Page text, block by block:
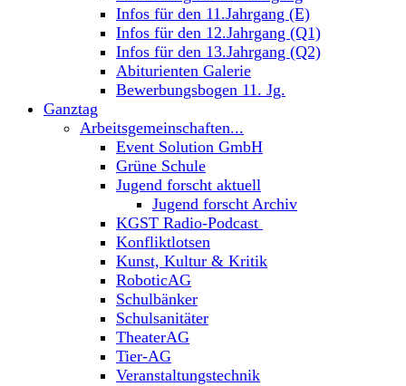
Infos für den 11.Jahrgang (E)
Infos für den 12.Jahrgang (Q1)
Infos für den 13.Jahrgang (Q2)
Abiturienten Galerie
Bewerbungsbogen 11. Jg.
Ganztag
Arbeitsgemeinschaften...
Event Solution GmbH
Grüne Schule
Jugend forscht aktuell
Jugend forscht Archiv
KGST Radio-Podcast
Konfliktlotsen
Kunst, Kultur & Kritik
RoboticAG
Schulbänker
Schulsanitäter
TheaterAG
Tier-AG
Veranstaltungstechnik